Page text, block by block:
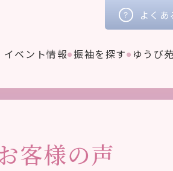
イベント情報 振袖を探す ゆうび
よくあ
客様の声